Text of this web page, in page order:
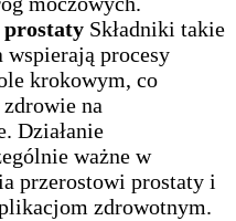
prostaty Składniki takie
procesy
krokowym, co
na
Działanie
ważne w
przerostowi prostaty i
zdrowotnym.